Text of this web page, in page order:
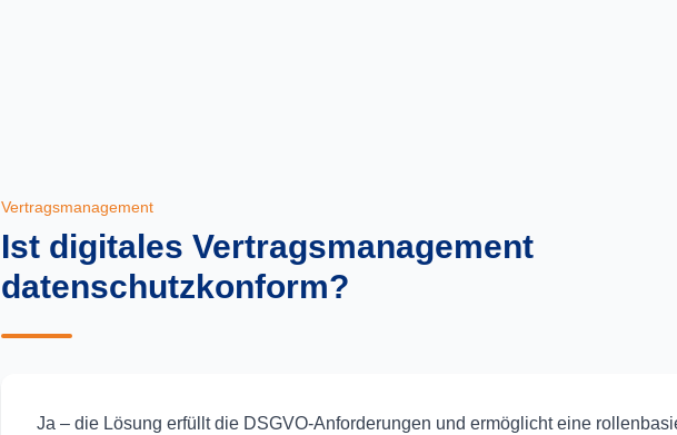
Vertragsmanagement
Ist digitales Vertragsmanagement
datenschutzkonform?
Ja – die Lösung erfüllt die DSGVO-Anforderungen und ermöglicht eine